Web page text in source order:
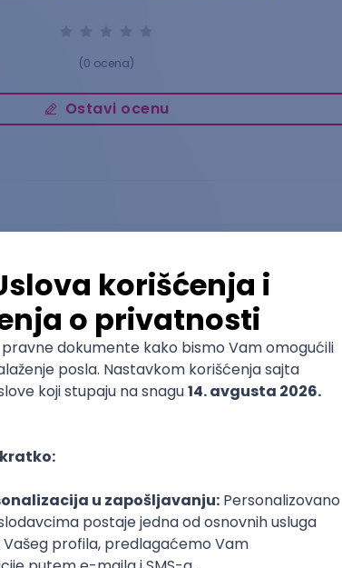
(0 ocena)
Ostavi ocenu
Poslovna ekonomija i finansije
Osnovne